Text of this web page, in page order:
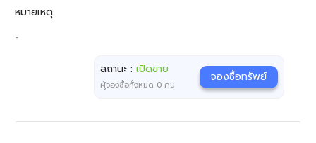
หมายเหตุ
-
สถานะ :เปิดขาย
ผู้จองซื้อทั้งหมด 0 คน
จองซื้อทรัพย์